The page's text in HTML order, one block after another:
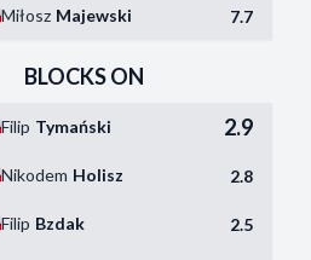
Miłosz Majewski 7.7
BLOCKS ON
Filip Tymański 2.9
Nikodem Holisz 2.8
Filip Bzdak 2.5